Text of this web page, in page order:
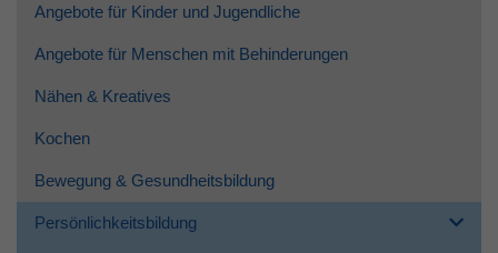
Angebote für Kinder und Jugendliche
Angebote für Menschen mit Behinderungen
Nähen & Kreatives
Kochen
Bewegung & Gesundheitsbildung
Persönlichkeitsbildung